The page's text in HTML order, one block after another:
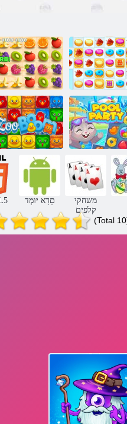
יסו שד 2 תויגוע קוסיר
םוב תויחה ןג הכירב תביסמ
םָדָא יּומְד
משחקי
קלפים
(Total